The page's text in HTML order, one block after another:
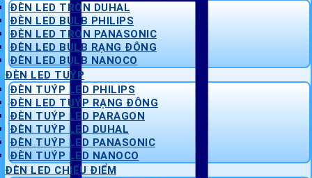
ĐÈN LED TRÒN DUHAL
ĐÈN LED BULB PHILIPS
ĐÈN LED TRÒN PANASONIC
ĐÈN LED BULB RẠNG ĐÔNG
ĐÈN LED BULB NANOCO
ĐÈN LED TUÝP
ĐÈN TUÝP LED PHILIPS
ĐÈN LED TUÝP RẠNG ĐÔNG
ĐÈN TUÝP LED PARAGON
ĐÈN TUÝP LED DUHAL
ĐÈN TUÝP LED PANASONIC
ĐÈN TUÝP LED NANOCO
ĐÈN LED CHIẾU ĐIỂM